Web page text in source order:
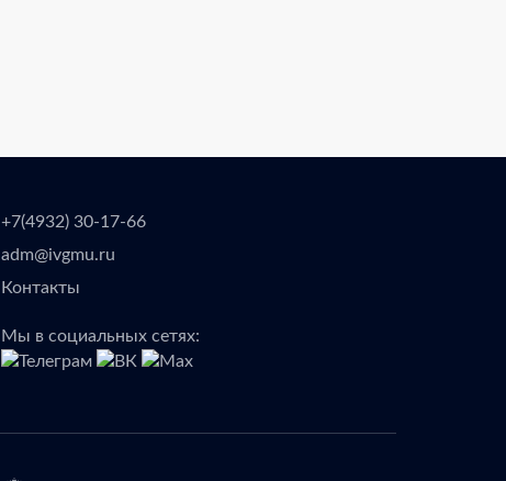
+7(4932) 30-17-66
adm@ivgmu.ru
Контакты
Мы в социальных сетях: